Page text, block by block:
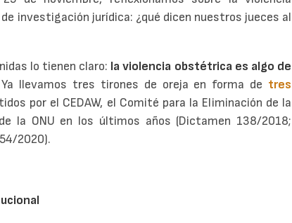
investigación jurídica: ¿qué dicen nuestros jueces al
lo tienen claro: la violencia obstétrica es algo de
Ya llevamos tres tirones de oreja en forma de tres
por el CEDAW, el Comité para la Eliminación de la
la ONU en los últimos años (Dictamen 138/2018;
2020).